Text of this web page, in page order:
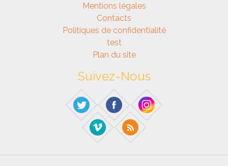
Mentions légales
Contacts
Politiques de confidentialité
test
Plan du site
Suivez-Nous